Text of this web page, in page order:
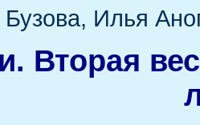
Илья
Вторая